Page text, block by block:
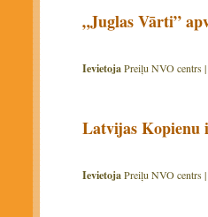
„Juglas Vārti”
IevietojaPreiļu NVO centrs |
Latvijas Kopienu
IevietojaPreiļu NVO centrs |